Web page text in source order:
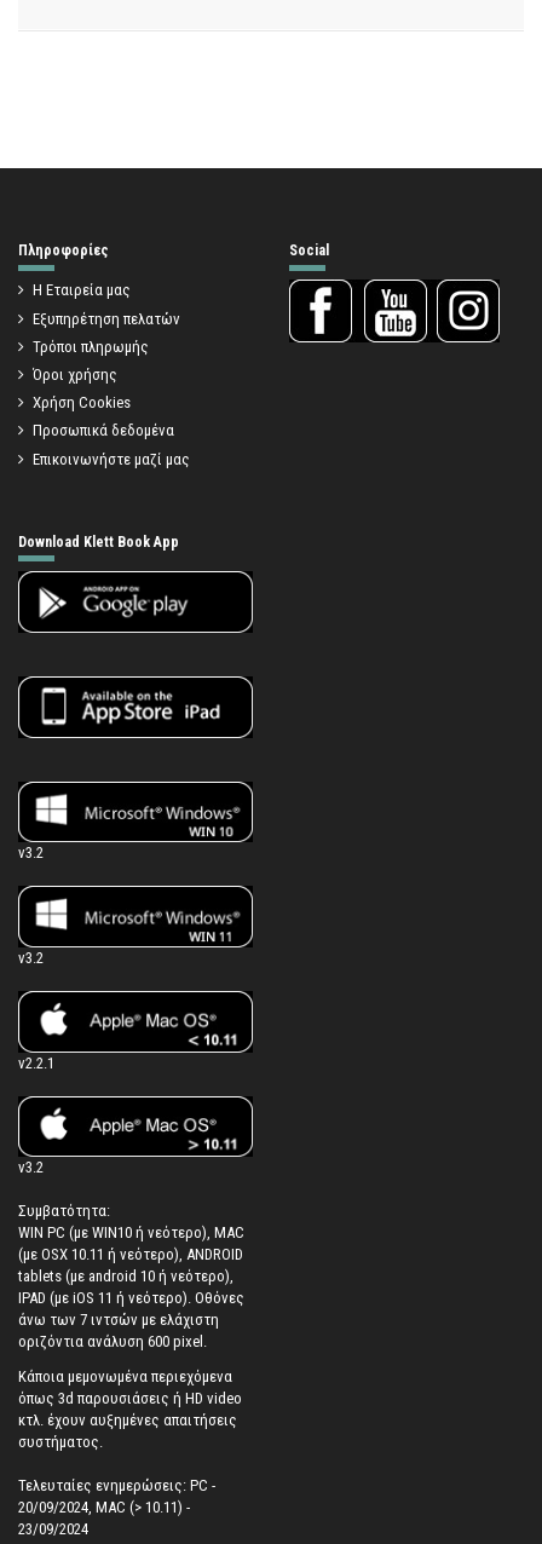
Πληροφορίες
Η Εταιρεία μας
Εξυπηρέτηση πελατών
Τρόποι πληρωμής
Όροι χρήσης
Χρήση Cookies
Προσωπικά δεδομένα
Επικοινωνήστε μαζί μας
Social
Download Klett Book App
v3.2
v3.2
v2.2.1
v3.2
Συμβατότητα:
WIN PC (με WIN10 ή νεότερο), MAC
(με OSX 10.11 ή νεότερο), ANDROID
tablets (με android 10 ή νεότερο),
IPAD (με iOS 11 ή νεότερο). Oθόνες
άνω των 7 ιντσών με ελάχιστη
οριζόντια ανάλυση 600 pixel.
Κάποια μεμονωμένα περιεχόμενα
όπως 3d παρουσιάσεις ή HD video
κτλ. έχουν αυξημένες απαιτήσεις
συστήματος.
Τελευταίες ενημερώσεις: PC -
20/09/2024, MAC (> 10.11) -
23/09/2024